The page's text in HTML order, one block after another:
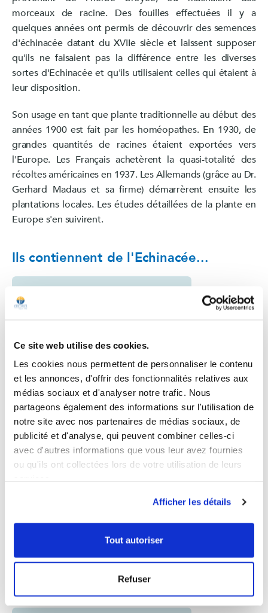
Ce site web utilise des cookies.
Les cookies nous permettent de personnaliser le contenu
et les annonces, d'offrir des fonctionnalités relatives aux
médias sociaux et d'analyser notre trafic. Nous
partageons également des informations sur l'utilisation de
notre site avec nos partenaires de médias sociaux, de
publicité et d'analyse, qui peuvent combiner celles-ci
avec d'autres informations que vous leur avez fournies
ou qu'ils ont collectées lors de votre utilisation de leurs
Afficher les détails
Tout autoriser
Refuser
morceaux de racine. Des fouilles effectuées il y a
quelques années ont permis de découvrir des semences
d'échinacée datant du XVIIe siècle et laissent supposer
qu'ils ne faisaient pas la différence entre les diverses
sortes d'Echinacée et qu'ils utilisaient celles qui étaient à
leur disposition.
Son usage en tant que plante traditionnelle au début des
années 1900 est fait par les homéopathes. En 1930, de
grandes quantités de racines étaient exportées vers
l'Europe. Les Français achetèrent la quasi-totalité des
récoltes américaines en 1937. Les Allemands (grâce au Dr.
Gerhard Madaus et sa firme) démarrèrent ensuite les
plantations locales. Les études détaillées de la plante en
Europe s'en suivirent.
Ils contiennent de l'Echinacée...
Echinacée (Echinacea purpureae)
Ajouter au panier